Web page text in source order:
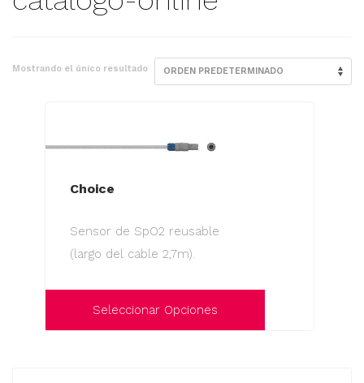
Mostrando el único resultado
Choice
Sensor de SpO2 reusable
(largo del cable 2,7m).
Seleccionar Opciones